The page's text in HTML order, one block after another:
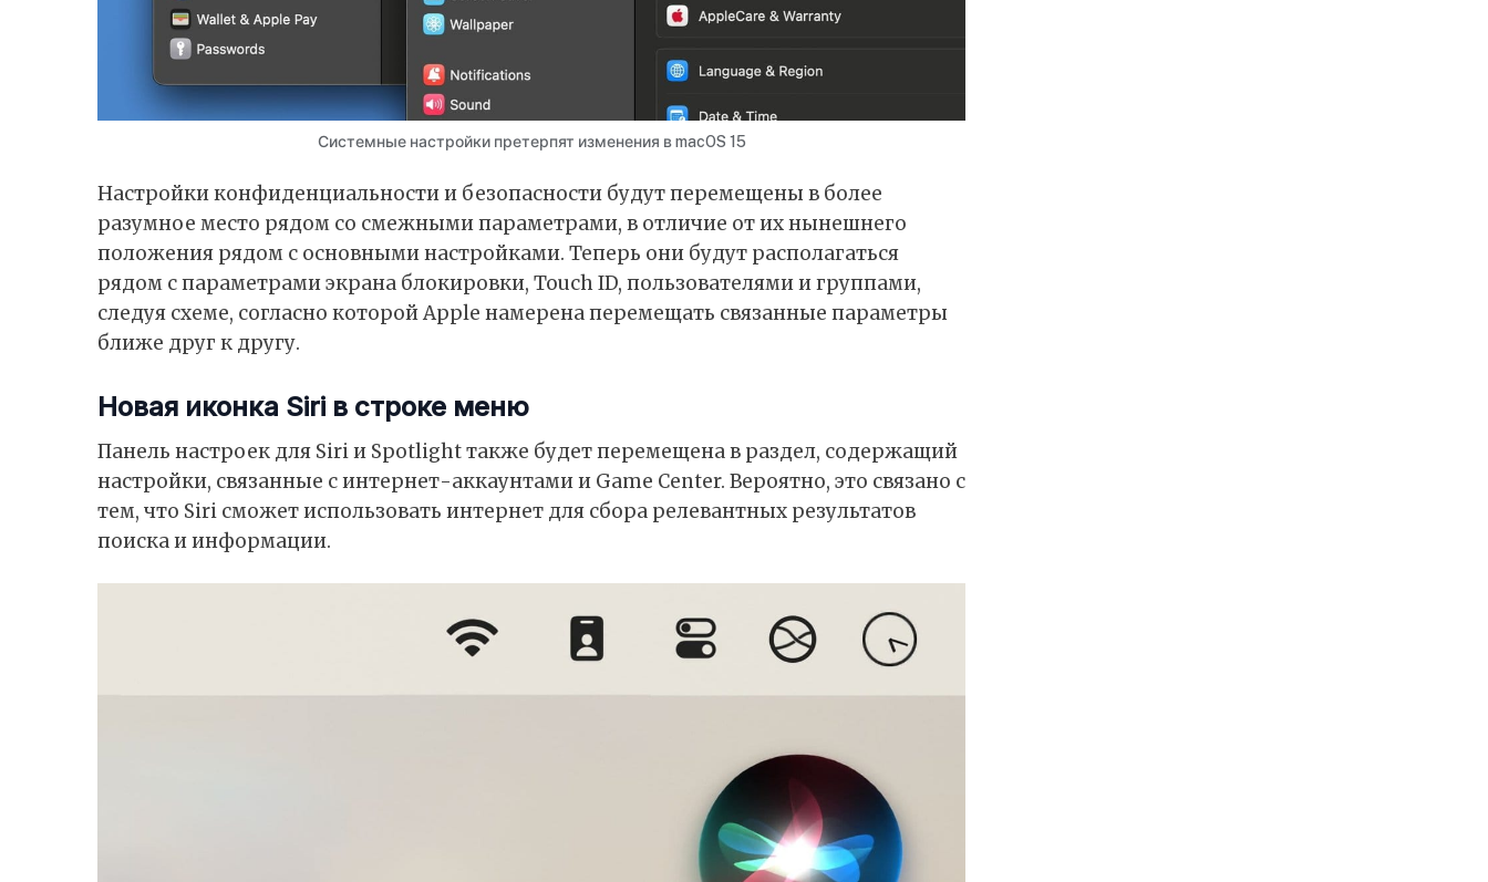
Системные настройки претерпят изменения в macOS 15
Настройки конфиденциальности и безопасности будут перемещены в более
разумное место рядом со смежными параметрами, в отличие от их нынешнего
положения рядом с основными настройками. Теперь они будут располагаться
рядом с параметрами экрана блокировки, Touch ID, пользователями и группами,
следуя схеме, согласно которой Apple намерена перемещать связанные параметры
ближе друг к другу.
Новая иконка Siri в строке меню
Панель настроек для Siri и Spotlight также будет перемещена в раздел, содержащий
настройки, связанные с интернет-аккаунтами и Game Center. Вероятно, это связано с
тем, что Siri сможет использовать интернет для сбора релевантных результатов
поиска и информации.